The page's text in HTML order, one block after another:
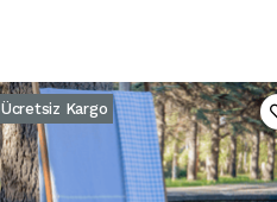
Ücretsiz Kargo